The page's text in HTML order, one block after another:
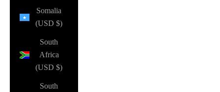
Somalia
(USD $)
South
Africa
(USD $)
South